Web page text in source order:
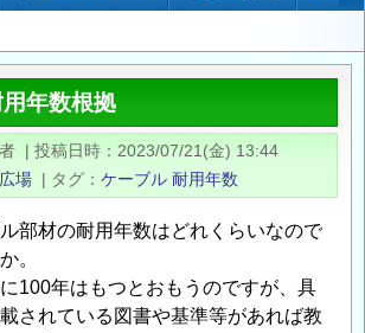
年数根拠
| 投稿日時
2023/07/21(金) 13:44
場 | タグ ケーブル 耐用年数
部材の耐用年数はどれくらいなので
。
100年はもつとおもうのですが、具
されている図書や基準等があれば教